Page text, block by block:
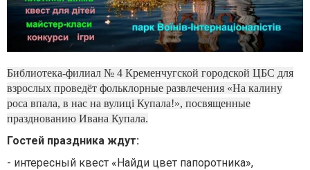
Библиотека-филиал № 4 Кременчугской городской ЦБС для
взрослых проведёт фольклорные развлечения «На калину
роса впала, в нас на вулиці Купала!», посвященные
празднованию Ивана Купала.
Гостей праздника ждут:
- интересный квест «Найди цвет папоротника»,